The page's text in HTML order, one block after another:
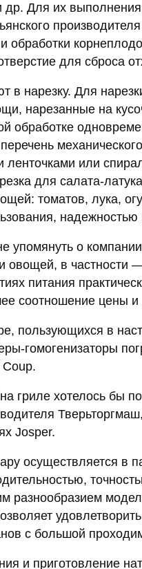
др. Для их
обработки
для сброса
в нарезку. Для
нарезанные на
обработке
ленточками или
для салата-
томатов, лука,
упомянуть о
овощей, в частности
питания
соотношение цены и
пользующихся в
гомогенизаторы
гриле хотелось бы
Josper.
осуществляется в
разнообразием
с большой
и приготовление